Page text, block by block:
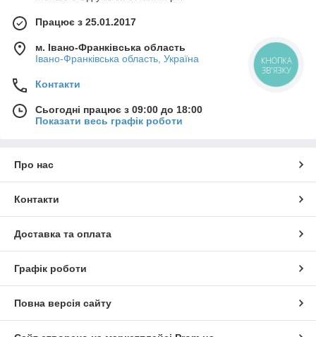
Працює з 25.01.2017
м. Івано-Франківська область
Івано-Франківська область, Україна
Контакти
Сьогодні працює з 09:00 до 18:00
Показати весь графік роботи
Про нас
Контакти
Доставка та оплата
Графік роботи
Повна версія сайту
КНОПКА
ЗВ'ЯЗКУ